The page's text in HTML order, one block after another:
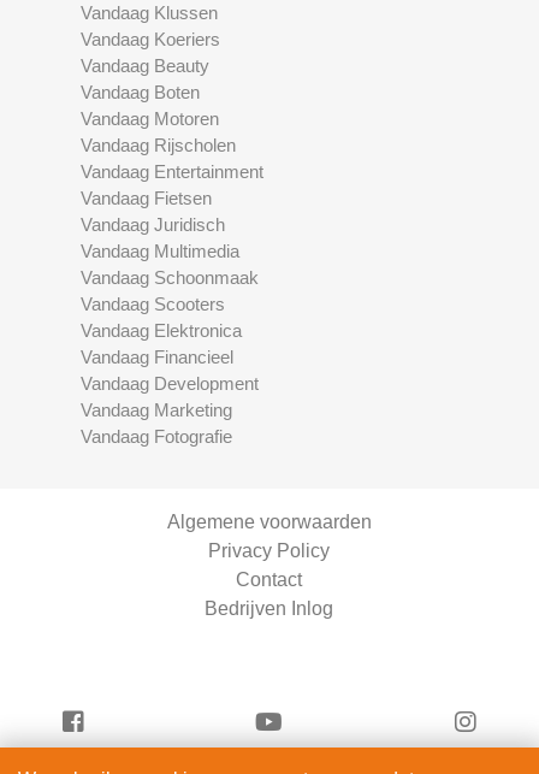
Vandaag Klussen
Vandaag Koeriers
Vandaag Beauty
Vandaag Boten
Vandaag Motoren
Vandaag Rijscholen
Vandaag Entertainment
Vandaag Fietsen
Vandaag Juridisch
Vandaag Multimedia
Vandaag Schoonmaak
Vandaag Scooters
Vandaag Elektronica
Vandaag Financieel
Vandaag Development
Vandaag Marketing
Vandaag Fotografie
Algemene voorwaarden
Privacy Policy
Contact
Bedrijven Inlog